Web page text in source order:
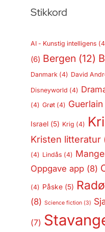
Stikkord
AI - Kunstig intelligens
(6) Bergen (12)
Danmark (4) David
Disneyworld (4)
(4) Grøt(4) Guerlain
Israel(5) Krig (4)
Kristen litteratur
(4) Lindås (4)
Oppgave app(8)
(4) Påske(5)
(8) Science fiction(3)
(7)